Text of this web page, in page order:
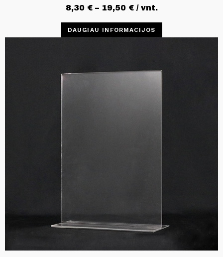
8,30 €– 19,50 €/ vnt.
DAUGIAU INFORMACIJOS